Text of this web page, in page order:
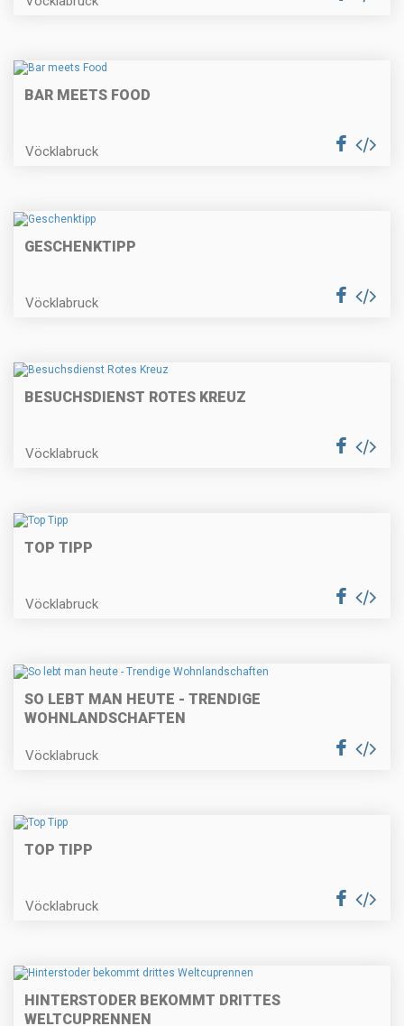
BAR MEETS FOOD
Vöcklabruck
GESCHENKTIPP
Vöcklabruck
BESUCHSDIENST ROTES KREUZ
Vöcklabruck
TOP TIPP
Vöcklabruck
SO LEBT MAN HEUTE - TRENDIGE
WOHNLANDSCHAFTEN
Vöcklabruck
TOP TIPP
Vöcklabruck
HINTERSTODER BEKOMMT DRITTES
WELTCUPRENNEN